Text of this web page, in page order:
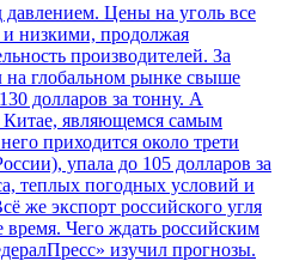
Цены на уголь все
низкими, продолжая
производителей. За
на глобальном рынке свыше
долларов за тонну. А
Китае, являющемся самым
приходится около трети
упала до 105 долларов за
теплых погодных условий и
же экспорт российского угля
время. Чего ждать российским
изучил прогнозы.